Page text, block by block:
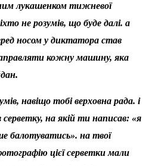
лукашенком тижневої
не розумів, що буде далі. а
носом у диктатора став
кожну машину, яка
навіщо тобі верховна рада. і
на якій ти написав: «я
балотуватись». на твої
цієї серветки мали